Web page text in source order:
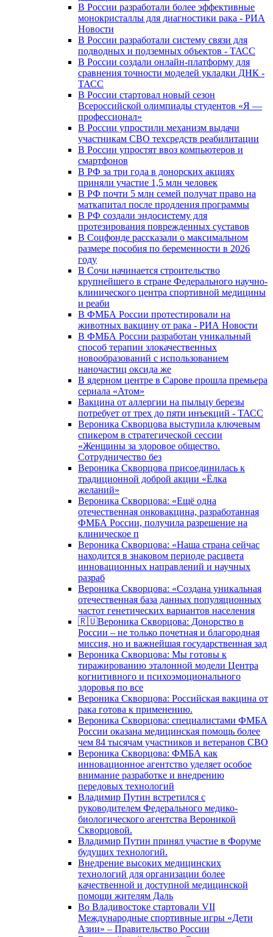
В России разработали более эффективные
монокристаллы для диагностики рака - РИА
Новости
В России разработали систему связи для
подводных и подземных объектов - ТАСС
В России создали онлайн-платформу для
сравнения точности моделей укладки ДНК -
ТАСС
В России стартовал новый сезон
Всероссийской олимпиады студентов «Я —
профессионал»
В России упростили механизм выдачи
участникам СВО техсредств реабилитации
В России упростят ввоз компьютеров и
смартфонов
В РФ за три года в донорских акциях
приняли участие 1,5 млн человек
В РФ почти 5 млн семей получат право на
маткапитал после продления программы
В РФ создали эндосистему для
протезирования поврежденных суставов
В Соцфонде рассказали о максимальном
размере пособия по беременности в 2026
году
В Сочи начинается строительство
крупнейшего в стране Федерального научно-
клинического центра спортивной медицины
и реаби
В ФМБА России протестировали на
животных вакцину от рака - РИА Новости
В ФМБА России разработан уникальный
способ терапии злокачественных
новообразований с использованием
наночастиц оксида же
В ядерном центре в Сарове прошла премьера
сериала «Атом»
Вакцина от аллергии на пыльцу березы
потребует от трех до пяти инъекций - ТАСС
Вероника Скворцова выступила ключевым
спикером в стратегической сессии
«Женщины за здоровое общество.
Сотрудничество без
Вероника Скворцова присоединилась к
традиционной доброй акции «Ёлка
желаний»
Вероника Скворцова: «Ещё одна
отечественная онковакцина, разработанная
ФМБА России, получила разрешение на
клиническое п
Вероника Скворцова: «Наша страна сейчас
находится в знаковом периоде расцвета
инновационных направлений и научных
разраб
Вероника Скворцова: «Создана уникальная
отечественная база данных популяционных
частот генетических вариантов населения
🇷🇺Вероника Скворцова: Донорство в
России – не только почетная и благородная
миссия, но и важнейшая государственная зад
Вероника Скворцова: Мы готовы к
тиражированию эталонной модели Центра
когнитивного и психоэмоционального
здоровья по все
Вероника Скворцова: Российская вакцина от
рака готова к применению.
Вероника Скворцова: специалистами ФМБА
России оказана медицинская помощь более
чем 84 тысячам участников и ветеранов СВО
Вероника Скворцова: ФМБА как
инновационное агентство уделяет особое
внимание разработке и внедрению
передовых технологий
Владимир Путин встретился с
руководителем Федерального медико-
биологического агентства Вероникой
Скворцовой.
Владимир Путин принял участие в Форуме
будущих технологий.
Внедрение высоких медицинских
технологий для организации более
качественной и доступной медицинской
помощи жителям Даль
Во Владивостоке стартовали VII
Международные спортивные игры «Дети
Азии» – Правительство России